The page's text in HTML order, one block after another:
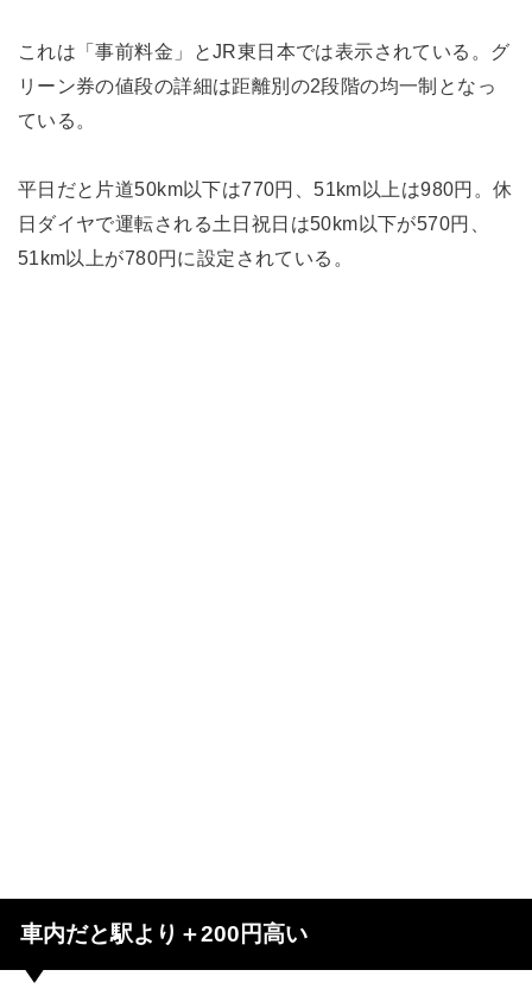
これは「事前料金」とJR東日本では表示されている。グ
リーン券の値段の詳細は距離別の2段階の均一制となっ
ている。
平日だと片道50km以下は770円、51km以上は980円。休
日ダイヤで運転される土日祝日は50km以下が570円、
51km以上が780円に設定されている。
車内だと駅より＋200円高い